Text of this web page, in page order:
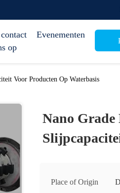
op
Evenementen
Voor Producten Op Waterbasis
Nano
Place of Origin